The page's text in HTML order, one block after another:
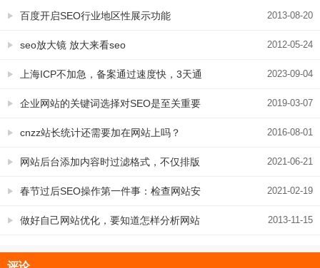
2013-08-20
百度开启SEO行业地区性展示功能
2012-05-24
seo放大镜 放大来看seo
2023-09-04
上海ICP不加急，备案通过速度快，3天通
过 2019-03-07
企业网站的关键词选择对SEO是至关重要
的 2016-08-01
cnzz站长统计还需要加在网站上吗？
2021-06-21
网站后台添加内容时过滤格式，不仅排版
美观随意，而且特别利于SEO 2021-02-19
春节过后SEO操作第一件事：检查网站安
全性 2013-11-15
做好自己网站优化，要知道怎样分析网站